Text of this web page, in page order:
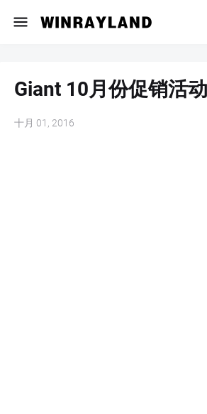
Giant 10月份促销活动
十月 01, 2016